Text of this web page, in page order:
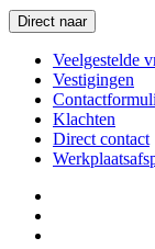
Direct naar
Veelgestelde
Vestigingen
Klachten
Direct contact